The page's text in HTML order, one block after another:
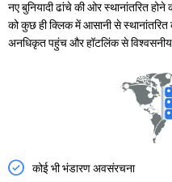
नए बुनियादी ढांचे की ओर स्थानांतरित
को कुछ ही क्लिक में आसानी से
अनधिकृत पहुंच और हॉटलिंक से विश्वसनीय
कोई भी भंडारण अवसंरचना